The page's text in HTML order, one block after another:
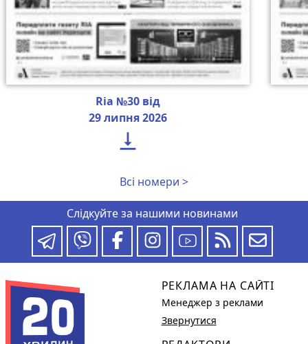
Ria №30 від
29 липня 2026

Всі номери >
Слідкуйте за нашими новинами
РЕКЛАМА НА САЙТІ
Менеджер з реклами
Звернутися